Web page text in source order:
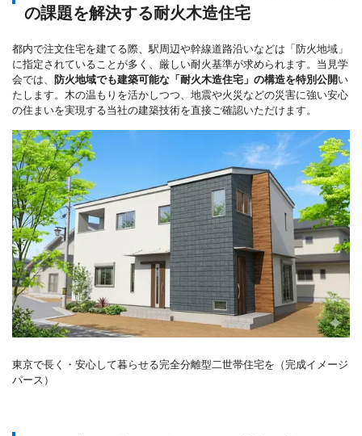
の課題を解決する耐火木造住宅
都内で注文住宅を建てる際、駅周辺や幹線道路沿いなどは「防火地域」
に指定されていることが多く、厳しい耐火基準が求められます。当見学
会では、 防火地域でも建築可能な「耐火木造住宅」の構造を特別公開い
たします。木の温もりを活かしつつ、地震や火災などの災害に強い安心
の住まいを実現する当社の建築技術を直接ご確認いただけます。
東京で長く・安心して暮らせる完全分離型二世帯住宅を（完成イメージ
パース）